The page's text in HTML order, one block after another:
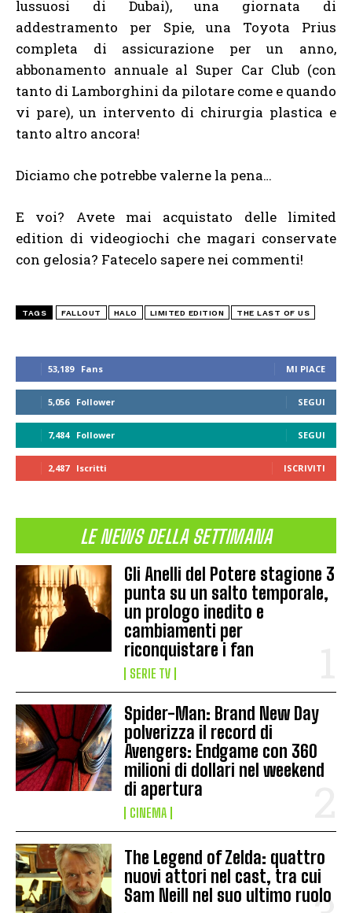
53,189 Fans MI PIACE
5,056 Follower SEGUI
7,484 Follower SEGUI
2,487 Iscritti ISCRIVITI
LE NEWS DELLA SETTIMANA
Gli Anelli del Potere stagione 3
punta su un salto temporale,
un prologo inedito e
cambiamenti per
riconquistare i fan
SERIE TV
Spider-Man: Brand New Day
polverizza il record di
Avengers: Endgame con 360
milioni di dollari nel weekend
di apertura
CINEMA
The Legend of Zelda: quattro
nuovi attori nel cast, tra cui
Sam Neill nel suo ultimo ruolo
lussuosi di Dubai), una giornata di
addestramento per Spie, una Toyota Prius
completa di assicurazione per un anno,
abbonamento annuale al Super Car Club (con
tanto di Lamborghini da pilotare come e quando
vi pare), un intervento di chirurgia plastica e
tanto altro ancora!
Diciamo che potrebbe valerne la pena…
E voi? Avete mai acquistato delle limited
edition di videogiochi che magari conservate
con gelosia? Fatecelo sapere nei commenti!
TAGS FALLOUT HALO LIMITED EDITION THE LAST OF US